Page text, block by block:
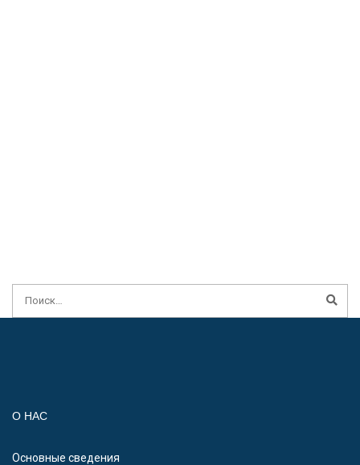
О НАС
Основные сведения